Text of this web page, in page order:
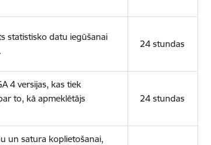
statistisko datu iegūšanai
24 stundas
4 versijas, kas tiek
to, kā apmeklētājs
24 stundas
un satura koplietošanai,